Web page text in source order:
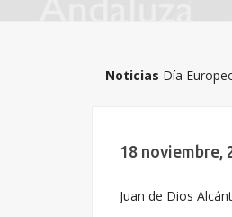
Noticias Día
18 noviembre,
Juan de Dios